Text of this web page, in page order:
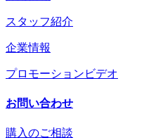
スタッフ紹介
企業情報
プロモーションビデオ
お問い合わせ
購入のご相談